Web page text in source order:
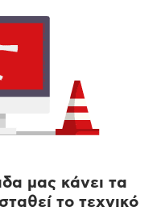
μας κάνει τα
το τεχνικό